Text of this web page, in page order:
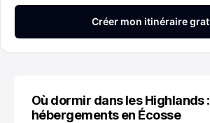
Où dormir dans les Highlands :
hébergements en Écosse